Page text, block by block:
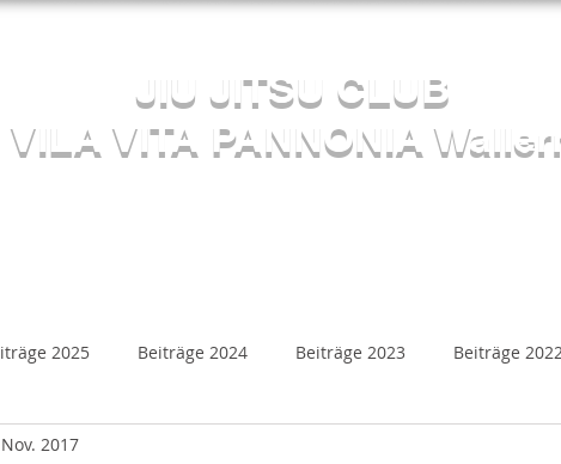
JIU JITSU CLUB
VILA VITA PANNONIA
2025 Beiträge 2024 Beiträge 2023 Beiträge
Beiträge 2018
2017